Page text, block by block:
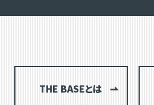
THE BASEとは